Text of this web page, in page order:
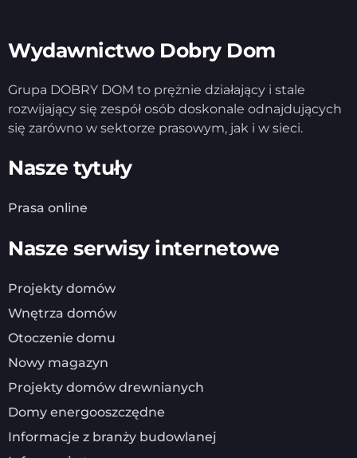
Wydawnictwo Dobry Dom
Grupa DOBRY DOM to prężnie działający i stale
rozwijający się zespół osób doskonale odnajdujących
się zarówno w sektorze prasowym, jak i w sieci.
Nasze tytuły
Prasa online
Nasze serwisy internetowe
Projekty domów
Wnętrza domów
Otoczenie domu
Nowy magazyn
Projekty domów drewnianych
Domy energooszczędne
Informacje z branży budowlanej